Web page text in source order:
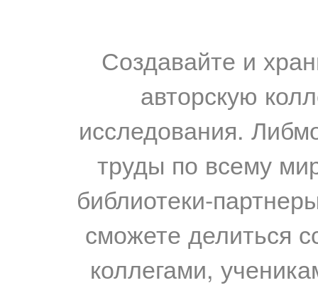
Создавайте и
авторскую
исследования.
труды по всему
библиотеки-
сможете делиться
коллегами,